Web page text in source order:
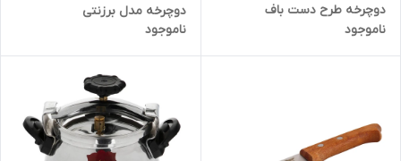
دوچرخه طرح دست باف
ناموجود
دوچرخه مدل برزنتی
ناموجود